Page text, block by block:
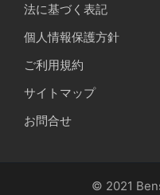
法に基づく表記
個人情報保護方針
ご利用規約
サイトマップ
お問合せ
© 2021